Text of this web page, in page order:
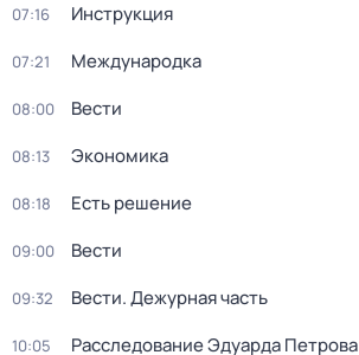
07:16 Инструкция
07:21 Международка
08:00 Вести
08:13 Экономика
08:18 Есть решение
09:00 Вести
09:32 Вести. Дежурная часть
10:05 Расследование Эдуарда Петрова